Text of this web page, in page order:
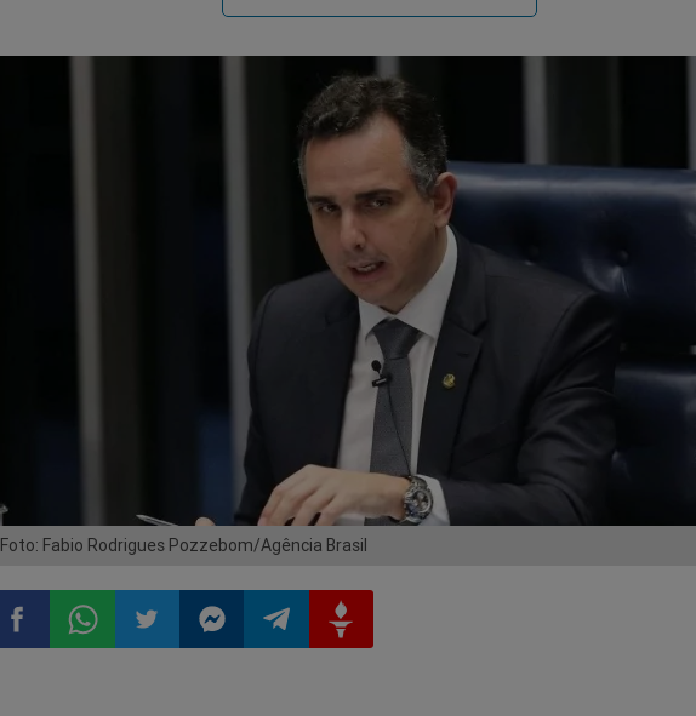
Foto: Fabio Rodrigues Pozzebom/Agência Brasil